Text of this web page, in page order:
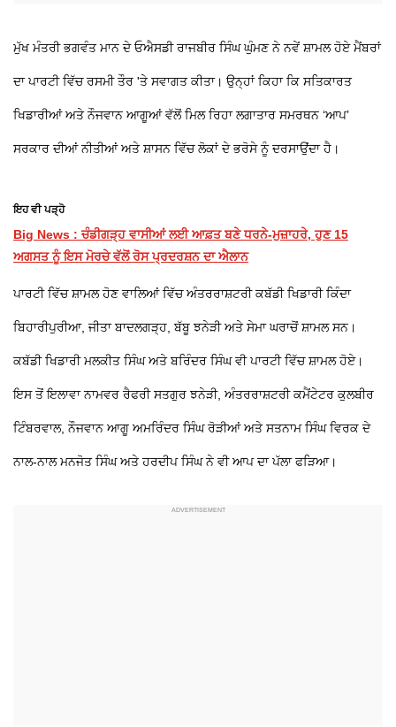
ਮੁੱਖ ਮੰਤਰੀ ਭਗਵੰਤ ਮਾਨ ਦੇ ਓਐਸਡੀ ਰਾਜਬੀਰ ਸਿੰਘ ਘੁੰਮਣ ਨੇ ਨਵੇਂ ਸ਼ਾਮਲ ਹੋਏ ਮੈਂਬਰਾਂ
ਦਾ ਪਾਰਟੀ ਵਿੱਚ ਰਸਮੀ ਤੌਰ 'ਤੇ ਸਵਾਗਤ ਕੀਤਾ। ਉਨ੍ਹਾਂ ਕਿਹਾ ਕਿ ਸਤਿਕਾਰਤ
ਖਿਡਾਰੀਆਂ ਅਤੇ ਨੌਜਵਾਨ ਆਗੂਆਂ ਵੱਲੋਂ ਮਿਲ ਰਿਹਾ ਲਗਾਤਾਰ ਸਮਰਥਨ ‘ਆਪ’
ਸਰਕਾਰ ਦੀਆਂ ਨੀਤੀਆਂ ਅਤੇ ਸ਼ਾਸਨ ਵਿੱਚ ਲੋਕਾਂ ਦੇ ਭਰੋਸੇ ਨੂੰ ਦਰਸਾਉਂਦਾ ਹੈ।
ਇਹ ਵੀ ਪੜ੍ਹੋ
Big News : ਚੰਡੀਗੜ੍ਹ ਵਾਸੀਆਂ ਲਈ ਆਫ਼ਤ ਬਣੇ ਧਰਨੇ-ਮੁਜ਼ਾਹਰੇ, ਹੁਣ 15
ਅਗਸਤ ਨੂੰ ਇਸ ਮੋਰਚੇ ਵੱਲੋਂ ਰੋਸ ਪ੍ਰਦਰਸ਼ਨ ਦਾ ਐਲਾਨ
ਪਾਰਟੀ ਵਿੱਚ ਸ਼ਾਮਲ ਹੋਣ ਵਾਲਿਆਂ ਵਿੱਚ ਅੰਤਰਰਾਸ਼ਟਰੀ ਕਬੱਡੀ ਖਿਡਾਰੀ ਕਿੰਦਾ
ਬਿਹਾਰੀਪੁਰੀਆ, ਜੀਤਾ ਬਾਦਲਗੜ੍ਹ, ਬੱਬੂ ਝਨੇੜੀ ਅਤੇ ਸੇਮਾ ਘਰਾਚੋਂ ਸ਼ਾਮਲ ਸਨ।
ਕਬੱਡੀ ਖਿਡਾਰੀ ਮਲਕੀਤ ਸਿੰਘ ਅਤੇ ਬਰਿੰਦਰ ਸਿੰਘ ਵੀ ਪਾਰਟੀ ਵਿੱਚ ਸ਼ਾਮਲ ਹੋਏ।
ਇਸ ਤੋਂ ਇਲਾਵਾ ਨਾਮਵਰ ਰੈਫਰੀ ਸਤਗੁਰ ਝਨੇੜੀ, ਅੰਤਰਰਾਸ਼ਟਰੀ ਕਮੈਂਟੇਟਰ ਕੁਲਬੀਰ
ਟਿੰਬਰਵਾਲ, ਨੌਜਵਾਨ ਆਗੂ ਅਮਰਿੰਦਰ ਸਿੰਘ ਰੋੜੀਆਂ ਅਤੇ ਸਤਨਾਮ ਸਿੰਘ ਵਿਰਕ ਦੇ
ਨਾਲ-ਨਾਲ ਮਨਜੋਤ ਸਿੰਘ ਅਤੇ ਹਰਦੀਪ ਸਿੰਘ ਨੇ ਵੀ ਆਪ ਦਾ ਪੱਲਾ ਫੜਿਆ।